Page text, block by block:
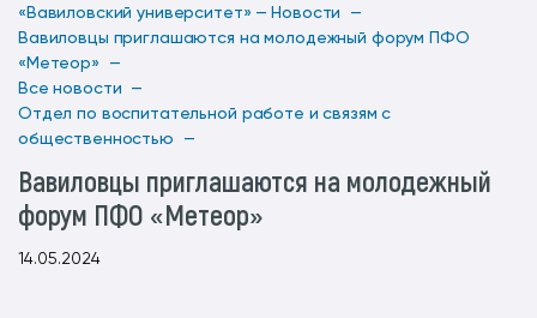
«Вавиловский университет» — Новости —
Вавиловцы приглашаются на молодежный форум ПФО
«Метеор» —
Все новости —
Отдел по воспитательной работе и связям с
общественностью —
Вавиловцы приглашаются на молодежный
форум ПФО «Метеор»
14.05.2024